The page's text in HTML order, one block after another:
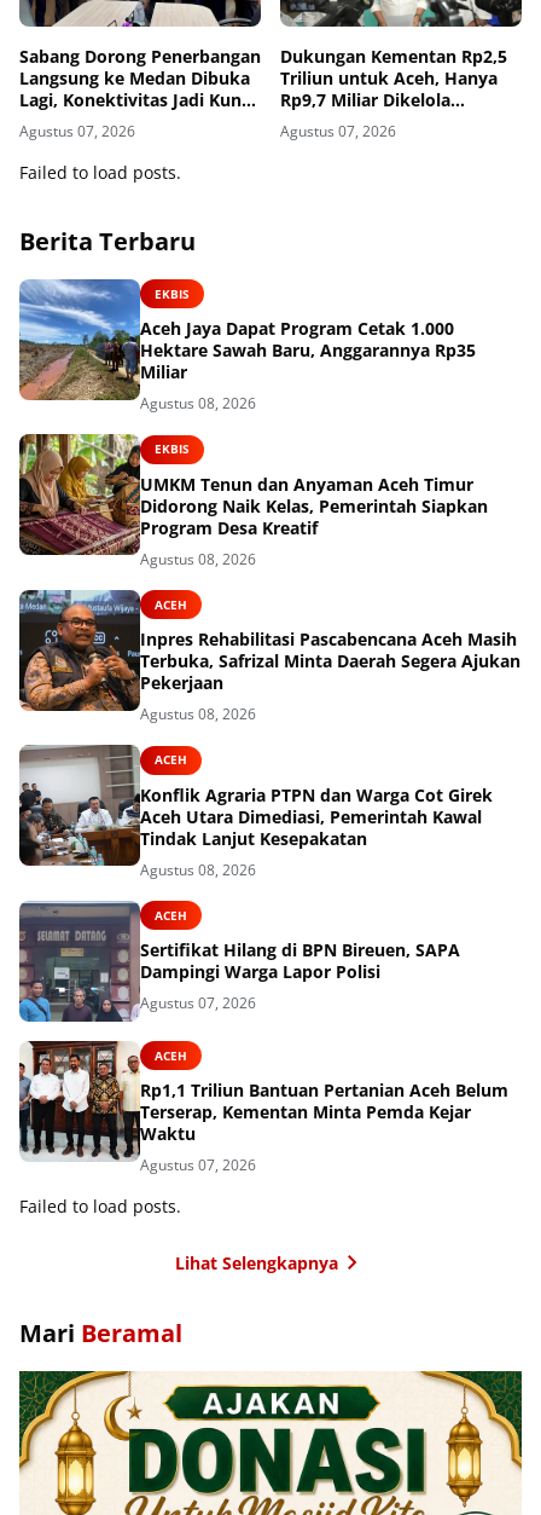
Sabang Dorong Penerbangan
Langsung ke Medan Dibuka
Lagi, Konektivitas Jadi Kunci
Pariwisata Pulau Weh
Agustus 07, 2026
Dukungan Kementan Rp2,5
Triliun untuk Aceh, Hanya
Rp9,7 Miliar Dikelola
Pemerintah Aceh
Agustus 07, 2026
Failed to load posts.
Berita Terbaru
EKBIS
Aceh Jaya Dapat Program Cetak 1.000
Hektare Sawah Baru, Anggarannya Rp35
Miliar
Agustus 08, 2026
EKBIS
UMKM Tenun dan Anyaman Aceh Timur
Didorong Naik Kelas, Pemerintah Siapkan
Program Desa Kreatif
Agustus 08, 2026
ACEH
Inpres Rehabilitasi Pascabencana Aceh Masih
Terbuka, Safrizal Minta Daerah Segera Ajukan
Pekerjaan
Agustus 08, 2026
ACEH
Konflik Agraria PTPN dan Warga Cot Girek
Aceh Utara Dimediasi, Pemerintah Kawal
Tindak Lanjut Kesepakatan
Agustus 08, 2026
ACEH
Sertifikat Hilang di BPN Bireuen, SAPA
Dampingi Warga Lapor Polisi
Agustus 07, 2026
ACEH
Rp1,1 Triliun Bantuan Pertanian Aceh Belum
Terserap, Kementan Minta Pemda Kejar
Waktu
Agustus 07, 2026
Failed to load posts.
Lihat Selengkapnya
Mari Beramal